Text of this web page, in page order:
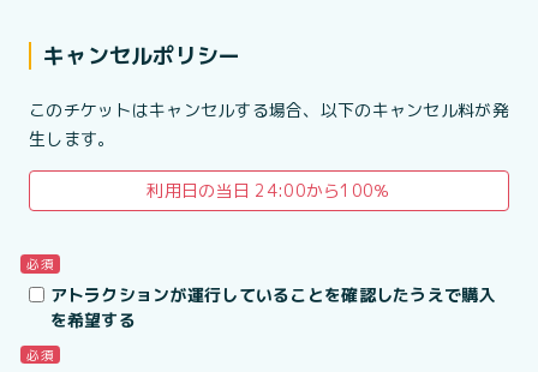
キャンセルポリシー
このチケットはキャンセルする場合、以下のキャンセル料が発
生します。
利用日の当日 24:00から100％
必須
アトラクションが運行していることを確認したうえで購入
を希望する
必須